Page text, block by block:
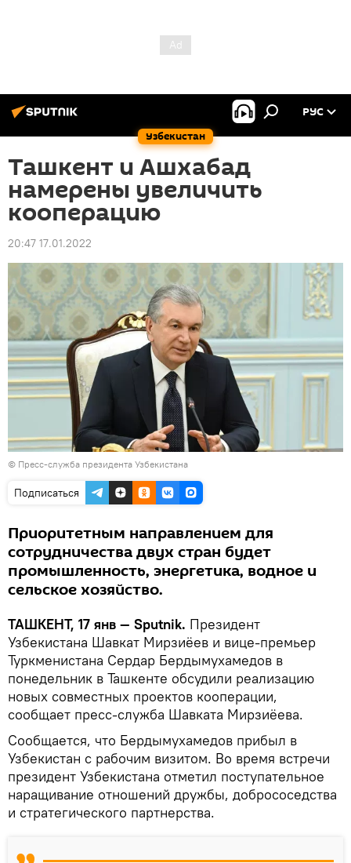
Узбекистан
РУС
Ташкент и Ашхабад
намерены увеличить
кооперацию
20:47 17.01.2022
© Пресс-служба президента Узбекистана
Подписаться
Приоритетным направлением для
сотрудничества двух стран будет
промышленность, энергетика, водное и
сельское хозяйство.
ТАШКЕНТ, 17 янв — Sputnik. Президент
Узбекистана Шавкат Мирзиёев и вице-премьер
Туркменистана Сердар Бердымухамедов в
понедельник в Ташкенте обсудили реализацию
новых совместных проектов кооперации,
сообщает пресс-служба Шавката Мирзиёева.
Сообщается, что Бердымухамедов прибыл в
Узбекистан с рабочим визитом. Во время встречи
президент Узбекистана отметил поступательное
наращивание отношений дружбы, добрососедства
и стратегического партнерства.